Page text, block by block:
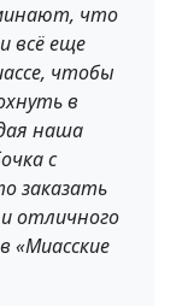
что
всё еще
чтобы
в
наша
с
заказать
отличного
«Миасские